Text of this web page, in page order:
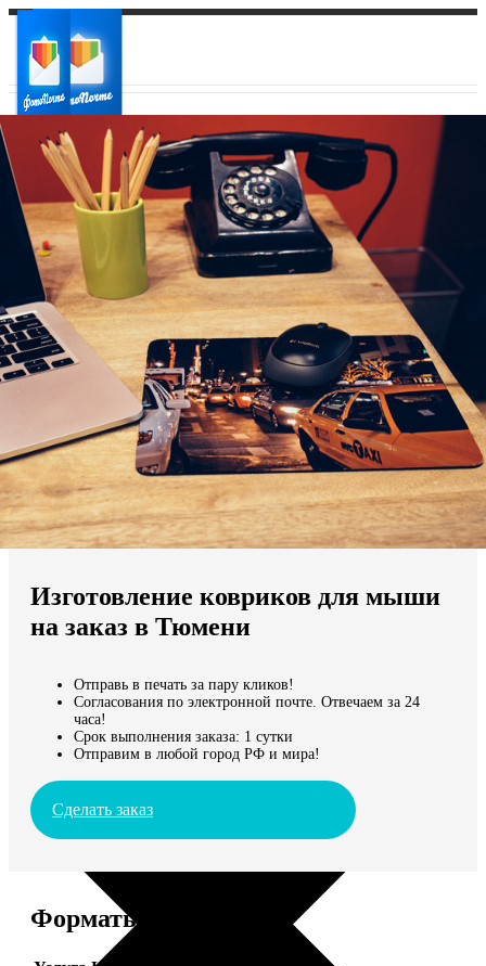
Ваш город:
Ваш регион доставки
Выберите из списка:
Мы доставляем по всему миру
Продолжить без города
Изготовление ковриков для мыши
на заказ в Тюмени
Отправь в печать за пару кликов!
Согласования по электронной почте. Отвечаем за 24
часа!
Срок выполнения заказа: 1 сутки
Отправим в любой город РФ и мира!
Сделать заказ
Форматы и цены